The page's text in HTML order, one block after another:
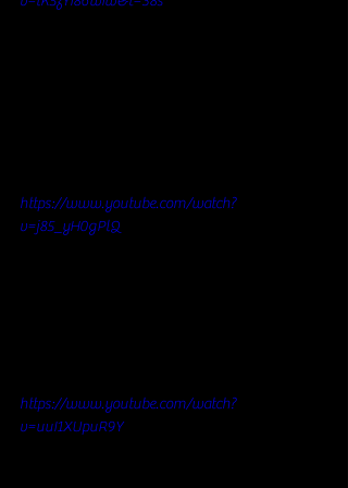
https://www.youtube.com/watch?
v=j85_yH0gPlQ
https://www.youtube.com/watch?
v=uuI1XUpuR9Y